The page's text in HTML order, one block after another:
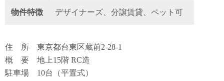
物件特徴 デザイナーズ、分譲賃貸、ペット可
住 所 東京都台東区蔵前2-28-1
概 要 地上15階 RC造
駐車場 10台（平置式）